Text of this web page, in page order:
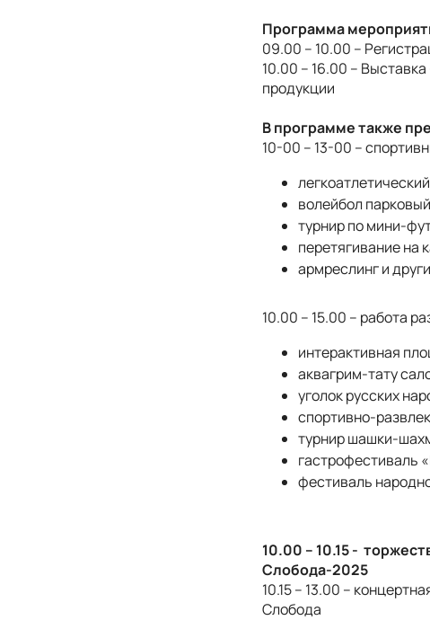
Программа
09.00 – 10.00 –
10.00 – 16.00 –
продукции
В программе также
10-00 – 13-00 –
волейбол
турнир по мини-
перетягивание на
армреслинг и
10.00 – 15.00 – работа
интерактивная
аквагрим-тату
уголок русских
спортивно-
турнир шашки-
гастрофестиваль
фестиваль
10.00 – 10.15 -
Слобода-2025
10.15 – 13.00 –
Слобода